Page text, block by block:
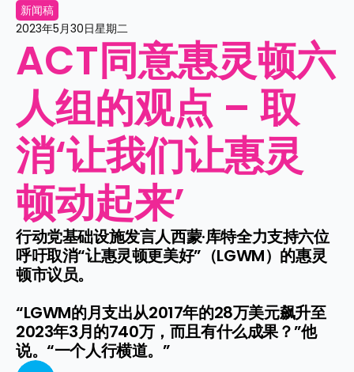
新闻稿
2023年5月30日星期二
ACT同意惠灵顿六
人组的观点 – 取
消‘让我们让惠灵
顿动起来’
行动党基础设施发言人西蒙·库特全力支持六位
呼吁取消“让惠灵顿更美好”（LGWM）的惠灵
顿市议员。
“LGWM的月支出从2017年的28万美元飙升至
2023年3月的740万，而且有什么成果？”他
说。“一个人行横道。”